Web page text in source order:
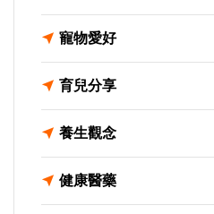
寵物愛好
育兒分享
養生觀念
健康醫藥